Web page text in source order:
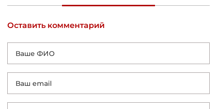
Оставить комментарий